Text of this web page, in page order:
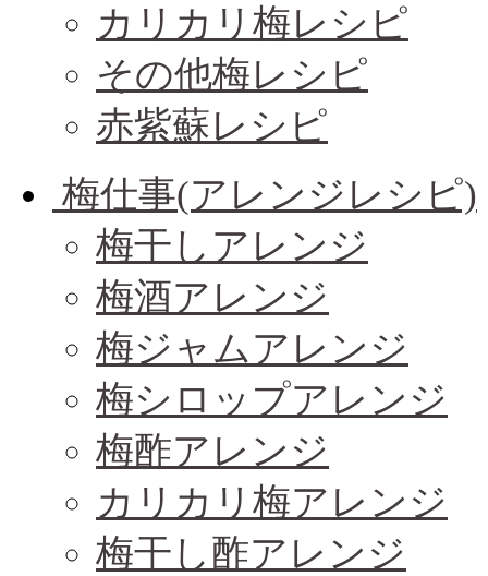
カリカリ梅レシピ
その他梅レシピ
赤紫蘇レシピ
梅仕事(アレンジレシピ)
梅干しアレンジ
梅酒アレンジ
梅ジャムアレンジ
梅シロップアレンジ
梅酢アレンジ
カリカリ梅アレンジ
梅干し酢アレンジ